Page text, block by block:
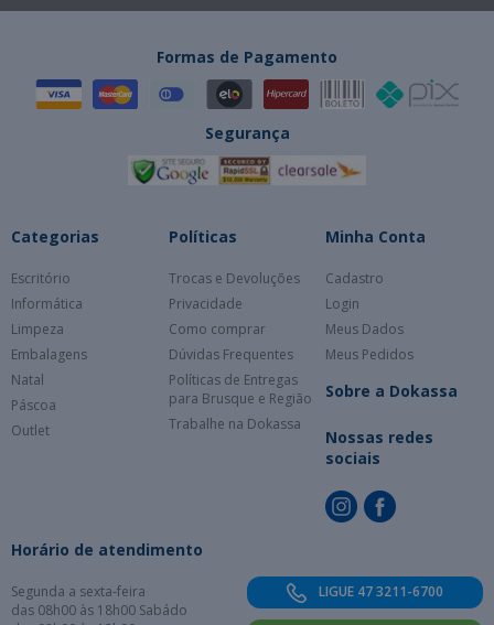
Formas de Pagamento
Segurança
Categorias
Escritório
Informática
Limpeza
Embalagens
Natal
Páscoa
Outlet
Políticas
Trocas e Devoluções
Privacidade
Como comprar
Dúvidas Frequentes
Políticas de Entregas
para Brusque e Região
Trabalhe na Dokassa
Minha Conta
Cadastro
Login
Meus Dados
Meus Pedidos
Sobre a Dokassa
Nossas redes
sociais
Horário de atendimento
Segunda a sexta-feira
das 08h00 às 18h00 Sabádo
LIGUE 47 3211-6700